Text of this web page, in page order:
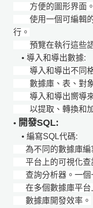
方便的圖形界面。
使用一個可編輯的
行。
預覽在執行這些語
•導入和導出數據:
導入和導出不同格
數據庫、表、對象
導入和導出嚮導來
以提取、轉換和加
• 開發SQL:
•編寫SQL代碼:
為不同的數據庫編
平台上的可視化查
查詢分析器。一個
在多個數據庫平台
數據庫開發效率。